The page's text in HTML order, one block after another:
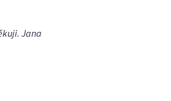
Jana